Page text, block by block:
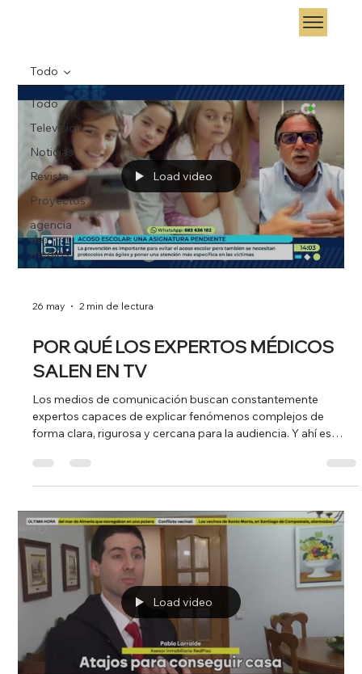
Todo
Televisión
Noticias
Revista
Proyectos
agencia
de
medios
Todo
Load video
26 may 2 min de lectura
POR QUÉ LOS EXPERTOS MÉDICOS
SALEN EN TV
Los medios de comunicación buscan constantemente
expertos capaces de explicar fenómenos complejos de
forma clara, rigurosa y cercana para la audiencia. Y ahí es
vez más presencia mediática. Un ejemplo es el del psiquiatra
infantil Javier Quintero, que en los últimos meses ha
Informativos Telecinco, Antena 3, TVE o Canal 24 Horas
abordando cuestiones relacionadas con sal
Load video